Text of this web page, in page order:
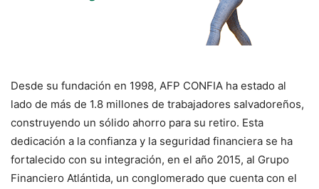
Desde su fundación en 1998, AFP CONFIA ha estado al
lado de más de 1.8 millones de trabajadores salvadoreños,
construyendo un sólido ahorro para su retiro. Esta
dedicación a la confianza y la seguridad financiera se ha
fortalecido con su integración, en el año 2015, al Grupo
Financiero Atlántida, un conglomerado que cuenta con el